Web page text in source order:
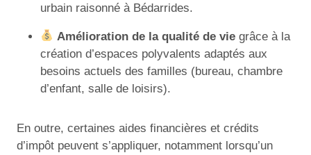
urbain raisonné à Bédarrides.
Amélioration de la qualité de vie grâce à la
création d’espaces polyvalents adaptés aux
besoins actuels des familles (bureau, chambre
d’enfant, salle de loisirs).
En outre, certaines aides financières et crédits
d’impôt peuvent s’appliquer, notamment lorsqu’un